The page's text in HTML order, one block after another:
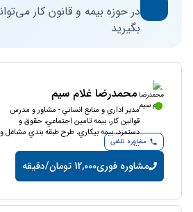
در حوزه بیمه و قانون کار
بگیرید
محمدرضا غلام سیم
مدير اداري و منابع انساني - مشاور و مدرس
قوانين كار، بيمه تامين اجتماعي، حقوق و
دستمزد، بيمه بيكاري، طرح طبقه بندي مشاغل و
...
مشاوره تلفنی
مشاوره فوری12,000 تومان/دقیقه